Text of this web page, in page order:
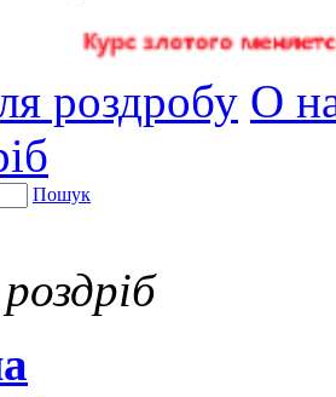
роздробу О
Пошук